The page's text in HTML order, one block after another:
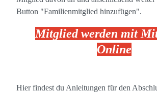
Button "Familienmitglied hinzufügen".
Mitglied werden mit
Online
Hier findest du Anleitungen für den